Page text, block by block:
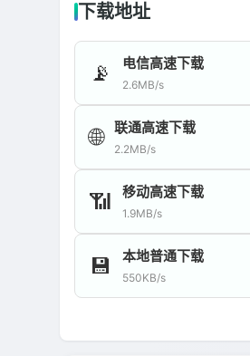
下载地址
📡 电信高速下载
2.6MB/s
🌐 联通高速下载
2.2MB/s
📶 移动高速下载
1.9MB/s
💾 本地普通下载
550KB/s